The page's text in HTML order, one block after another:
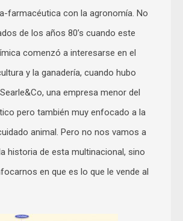
farmacéutica con la agronomía. No
de los años 80’s cuando este
comenzó a interesarse en el
y la ganadería, cuando hubo
una empresa menor del
pero también muy enfocado a la
animal. Pero no nos vamos a
historia de esta multinacional, sino
en que es lo que le vende al